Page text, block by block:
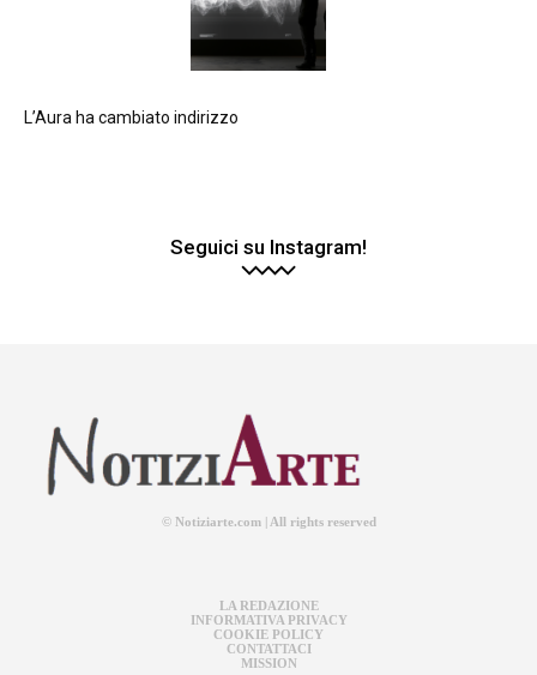
L’Aura ha cambiato indirizzo
Seguici su Instagram!
© Notiziarte.com | All rights reserved
LA REDAZIONE
INFORMATIVA PRIVACY
COOKIE POLICY
CONTATTACI
MISSION